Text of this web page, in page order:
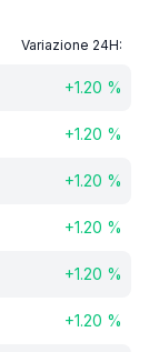
Variazione 24H:
+1.20 %
+1.20 %
+1.20 %
+1.20 %
+1.20 %
+1.20 %